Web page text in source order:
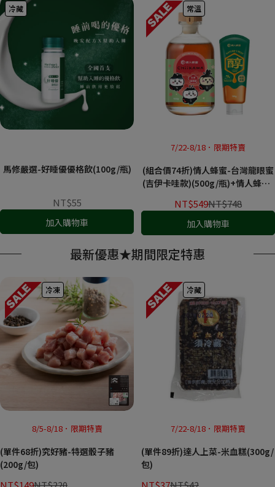
冷藏
馬修嚴選-好睡優優格飲(100g/瓶)
NT$55
加入購物車
常溫
7/22-8/18．限期特賣
(組合價74折)情人蜂蜜-台灣龍眼蜜
(吉伊卡哇款)(500g/瓶)+情人蜂蜜-
NT$549NT$748
加入購物車
最新優惠★期間限定特惠
冷凍
8/5-8/18．限期特賣
(單件68折)究好豬-特選骰子豬
(200g/包)
冷藏
7/22-8/18．限期特賣
(單件89折)達人上菜-米血糕(300g/
包)